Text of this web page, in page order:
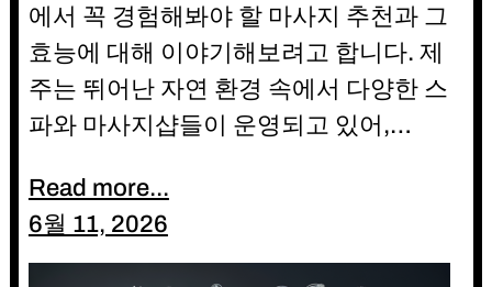
에서 꼭 경험해봐야 할 마사지 추천과 그
효능에 대해 이야기해보려고 합니다. 제
주는 뛰어난 자연 환경 속에서 다양한 스
파와 마사지샵들이 운영되고 있어,…
Read more...
6월 11, 2026